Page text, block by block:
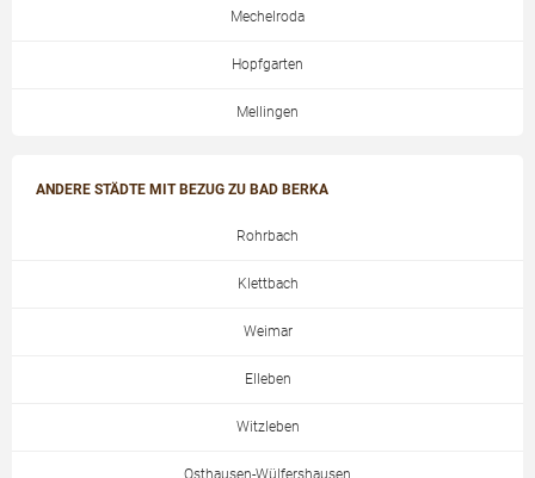
Mechelroda
Hopfgarten
Mellingen
ANDERE STÄDTE MIT BEZUG ZU BAD BERKA
Rohrbach
Klettbach
Weimar
Elleben
Witzleben
Osthausen-Wülfershausen